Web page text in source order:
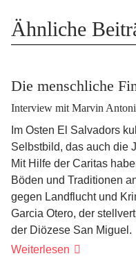
Ähnliche
Die menschliche
Interview mit Marvin
Im Osten El Salvadors
Selbstbild, das auch die
Mit Hilfe der Caritas
Böden und Traditionen
gegen Landflucht und
Garcia Otero, der
der Diözese San Miguel.
Weiterlesen Die